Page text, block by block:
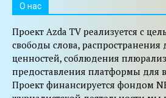
O нас
Проект Azda TV реализуется с
свободы слова, распространения
ценностей, соблюдения
предоставления платформы для
Проект финансируется фондом